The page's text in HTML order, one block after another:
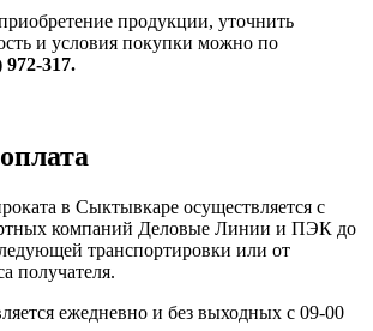
продукции, уточнить
и условия покупки можно по
972-317.
в Сыктывкаре осуществляется с
компаний Деловые Линии и ПЭК до
транспортировки или от
получателя.
ежедневно и без выходных с 09-00